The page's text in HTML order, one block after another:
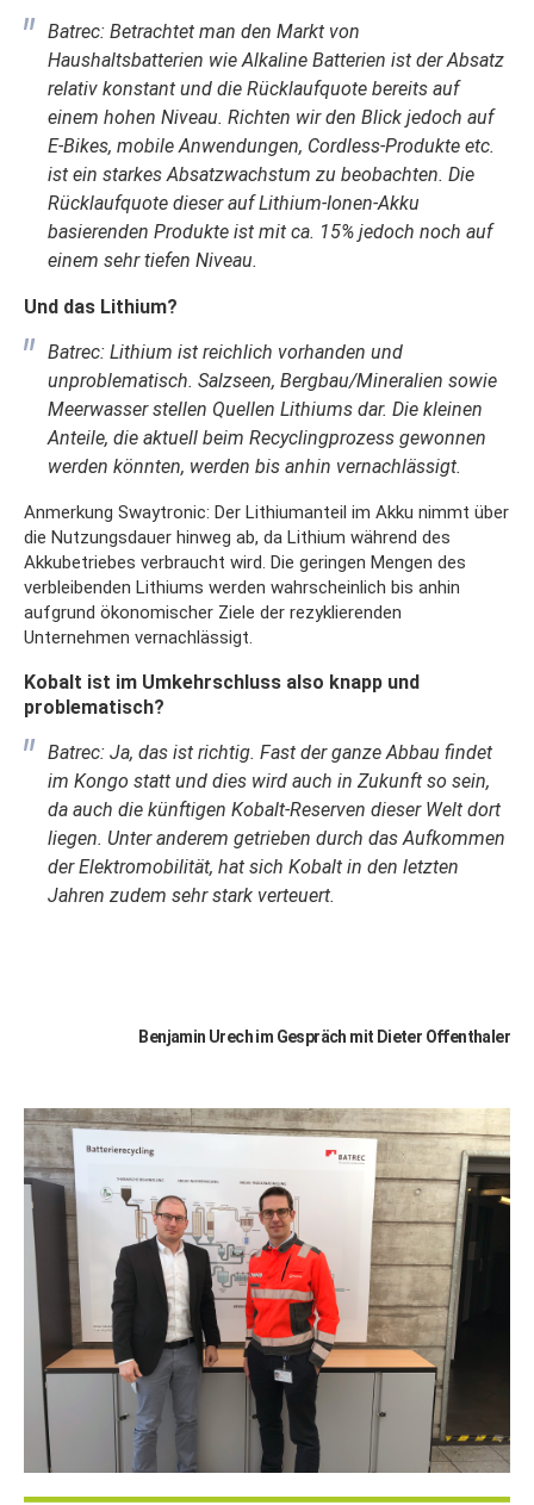
Batrec: Betrachtet man den Markt von
Haushaltsbatterien wie Alkaline Batterien ist der Absatz
relativ konstant und die Rücklaufquote bereits auf
einem hohen Niveau. Richten wir den Blick jedoch auf
E-Bikes, mobile Anwendungen, Cordless-Produkte etc.
ist ein starkes Absatzwachstum zu beobachten. Die
Rücklaufquote dieser auf Lithium-Ionen-Akku
basierenden Produkte ist mit ca. 15% jedoch noch auf
einem sehr tiefen Niveau.
Und das Lithium?
Batrec: Lithium ist reichlich vorhanden und
unproblematisch. Salzseen, Bergbau/Mineralien sowie
Meerwasser stellen Quellen Lithiums dar. Die kleinen
Anteile, die aktuell beim Recyclingprozess gewonnen
werden könnten, werden bis anhin vernachlässigt.
Anmerkung Swaytronic: Der Lithiumanteil im Akku nimmt über
die Nutzungsdauer hinweg ab, da Lithium während des
Akkubetriebes verbraucht wird. Die geringen Mengen des
verbleibenden Lithiums werden wahrscheinlich bis anhin
aufgrund ökonomischer Ziele der rezyklierenden
Unternehmen vernachlässigt.
Kobalt ist im Umkehrschluss also knapp und
problematisch?
Batrec: Ja, das ist richtig. Fast der ganze Abbau findet
im Kongo statt und dies wird auch in Zukunft so sein,
da auch die künftigen Kobalt-Reserven dieser Welt dort
liegen. Unter anderem getrieben durch das Aufkommen
der Elektromobilität, hat sich Kobalt in den letzten
Jahren zudem sehr stark verteuert.
Benjamin Urech im Gespräch mit Dieter Offenthaler